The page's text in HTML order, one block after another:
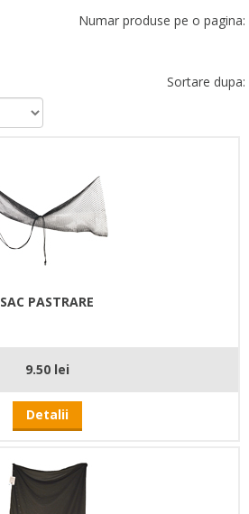
Numar produse pe o pagina:
Sortare dupa:
SAC PASTRARE
9.50 lei
Detalii